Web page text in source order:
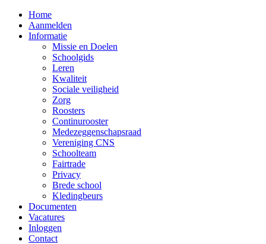
Home
Aanmelden
Informatie
Missie en Doelen
Schoolgids
Leren
Kwaliteit
Sociale veiligheid
Zorg
Roosters
Continurooster
Medezeggenschapsraad
Vereniging CNS
Schoolteam
Fairtrade
Privacy
Brede school
Kledingbeurs
Documenten
Vacatures
Inloggen
Contact